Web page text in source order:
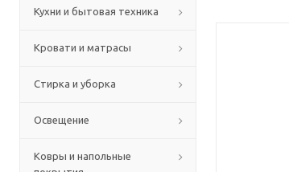
Кухни и бытовая техника
Кровати и матрасы
Стирка и уборка
Освещение
Ковры и напольные